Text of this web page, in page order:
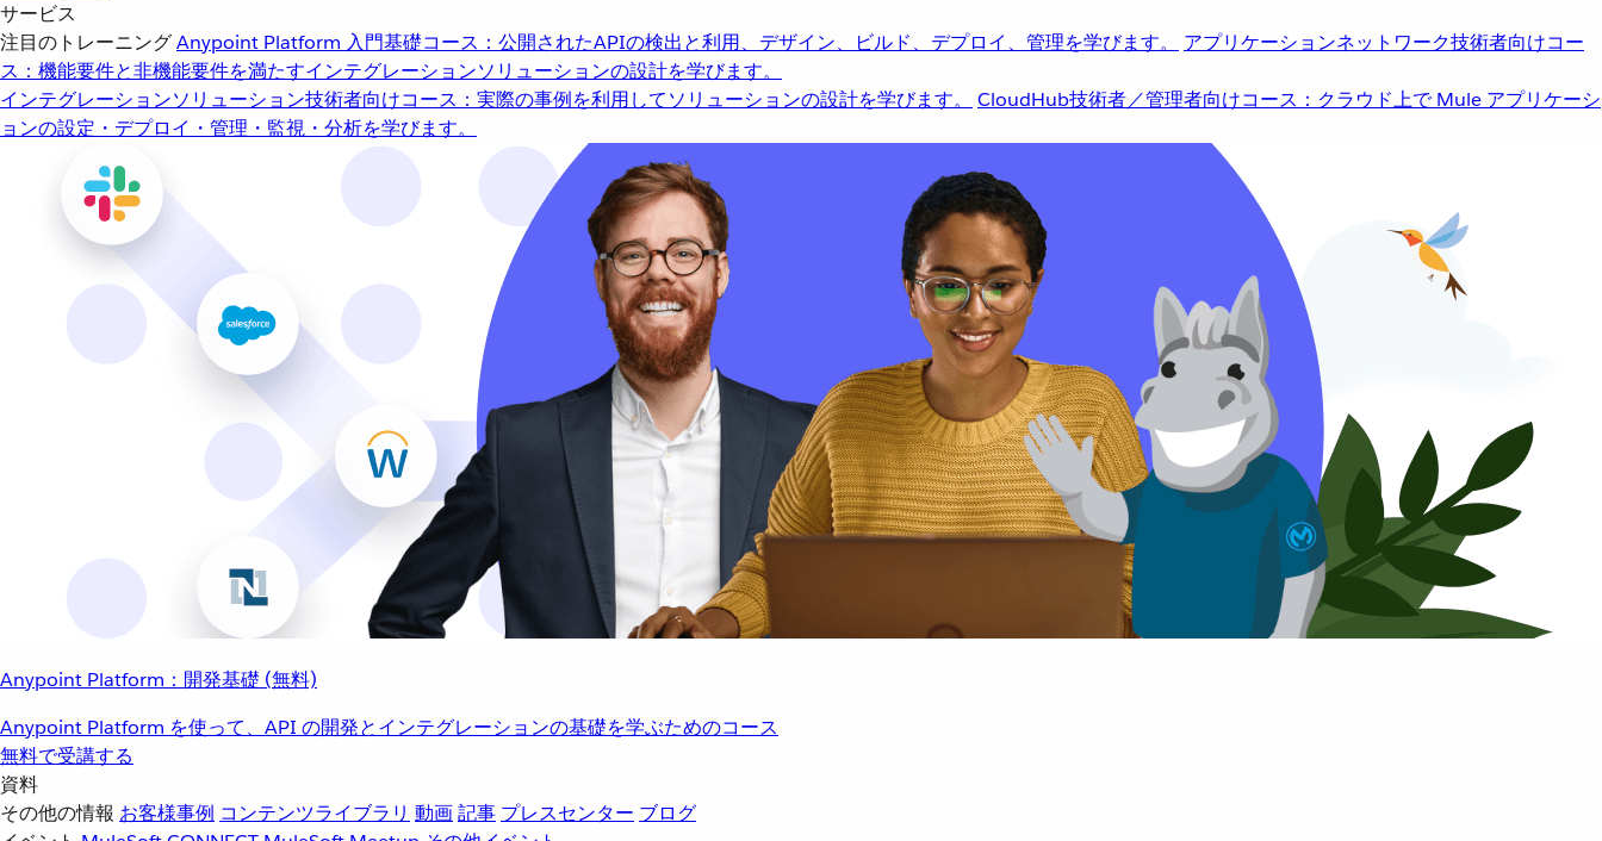
サービス
注目のトレーニングAnypoint Platform 入門基礎コース：公開されたAPIの検出と利用、デザイン、ビルド、デプロイ、管理を学びます。 アプリケーションネットワーク技術者向けコー
ス：機能要件と非機能要件を満たすインテグレーションソリューションの設計を学びます。
インテグレーションソリューション技術者向けコース：実際の事例を利用してソリューションの設計を学びます。 CloudHub技術者／管理者向けコース：クラウド上で Mule アプリケーシ
ョンの設定・デプロイ・管理・監視・分析を学びます。
Anypoint Platform：開発基礎 (無料)
Anypoint Platform を使って、API の開発とインテグレーションの基礎を学ぶためのコース
無料で受講する
資料
その他の情報 お客様事例 コンテンツライブラリ 動画記事 プレスセンター ブログ